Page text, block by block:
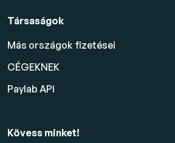
Társaságok
Más országok fizetései
CÉGEKNEK
Paylab API
Kövess minket!